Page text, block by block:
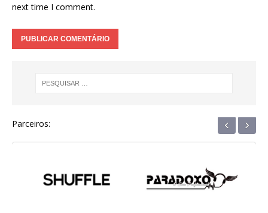
next time I comment.
Parceiros: ‹ ›